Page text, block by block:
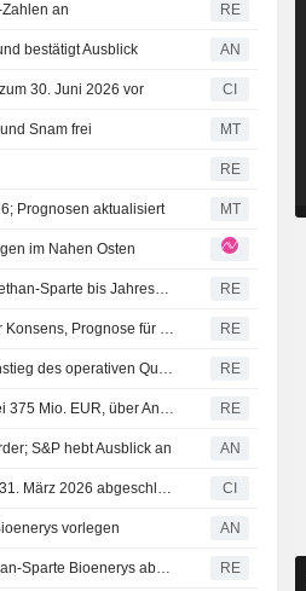
an RE
bestätigt Ausblick AN
30. Juni 2026 vor CI
Snam frei MT
RE
Prognosen aktualisiert MT
im Nahen Osten
Italiens Snam strebt Abschluss des Verkaufs der Biomethan-Sparte bis Jahresende an RE
Snam: Bereinigter Nettogewinn im ersten Quartal über Konsens, Prognose für 2026 bestätigt RE
Italiens Snam auf Kurs zu den Zielen für 2026 nach Anstieg des operativen Quartalsgewinns RE
Snam - Bereinigter Nettogewinn im 1. Quartal 2026 bei 375 Mio. EUR, über Analystenkonsens von 363 Mio. EUR RE
S&P hebt Ausblick an AN
Snam S.p.A. veröffentlicht Ergebniszahlen für das am 31. März 2026 abgeschlossene erste Quartal CI
vorlegen AN
A2A wird unverbindliches Angebot für Snams Biomethan-Sparte Bioenerys abgeben, so der CEO RE